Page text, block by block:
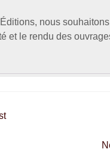
nous
et le rendu des